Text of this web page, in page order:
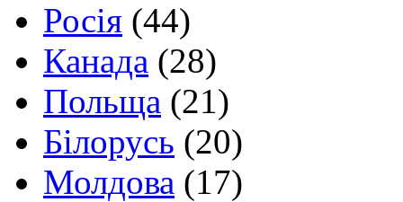
Росія (44)
Канада (28)
Польща (21)
Білорусь (20)
Молдова (17)